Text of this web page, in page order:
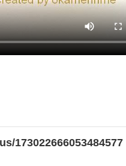
173022666053484577